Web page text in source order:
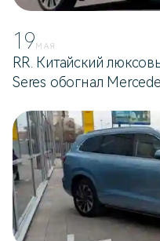
19 МАЯ
RR. Китайский
Seres обогнал